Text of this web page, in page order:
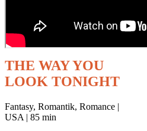
THE WAY YOU
LOOK TONIGHT
Fantasy, Romantik, Romance |
USA | 85 min